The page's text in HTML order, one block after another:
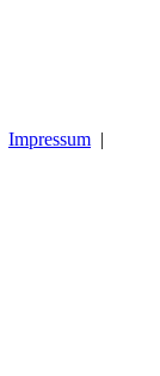
Impressum |